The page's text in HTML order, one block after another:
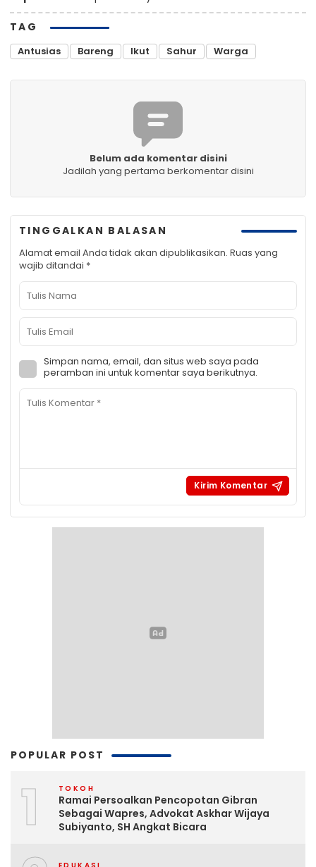
TAG
Antusias Bareng Ikut Sahur Warga
Belum ada komentar disini
Jadilah yang pertama berkomentar disini
TINGGALKAN BALASAN
Alamat email Anda tidak akan dipublikasikan. Ruas yang
wajib ditandai *
Simpan nama, email, dan situs web saya pada
peramban ini untuk komentar saya berikutnya.
POPULAR POST
1 TOKOH
Ramai Persoalkan Pencopotan Gibran
Sebagai Wapres, Advokat Askhar Wijaya
Subiyanto, SH Angkat Bicara